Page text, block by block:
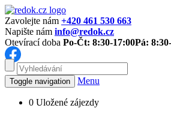
Zavolejte nám +420 461 530 663
Napište nám info@redok.cz
Otevírací doba Po-Čt: 8:30-17:00Pá:
Toggle navigation Menu
0 Uložené zájezdy